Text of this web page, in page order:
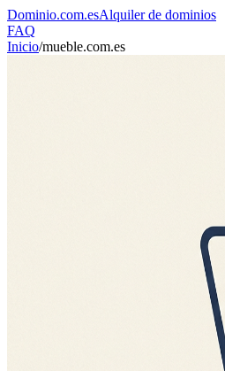
Dominio.com.esAlquiler de dominios
FAQ
Inicio/mueble.com.es